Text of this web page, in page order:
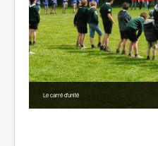
Le carré d'unité